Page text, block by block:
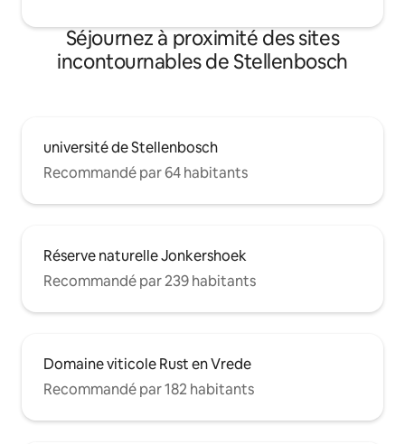
Séjournez à proximité des sites
incontournables de Stellenbosch
université de Stellenbosch
Recommandé par 64 habitants
Réserve naturelle Jonkershoek
Recommandé par 239 habitants
Domaine viticole Rust en Vrede
Recommandé par 182 habitants